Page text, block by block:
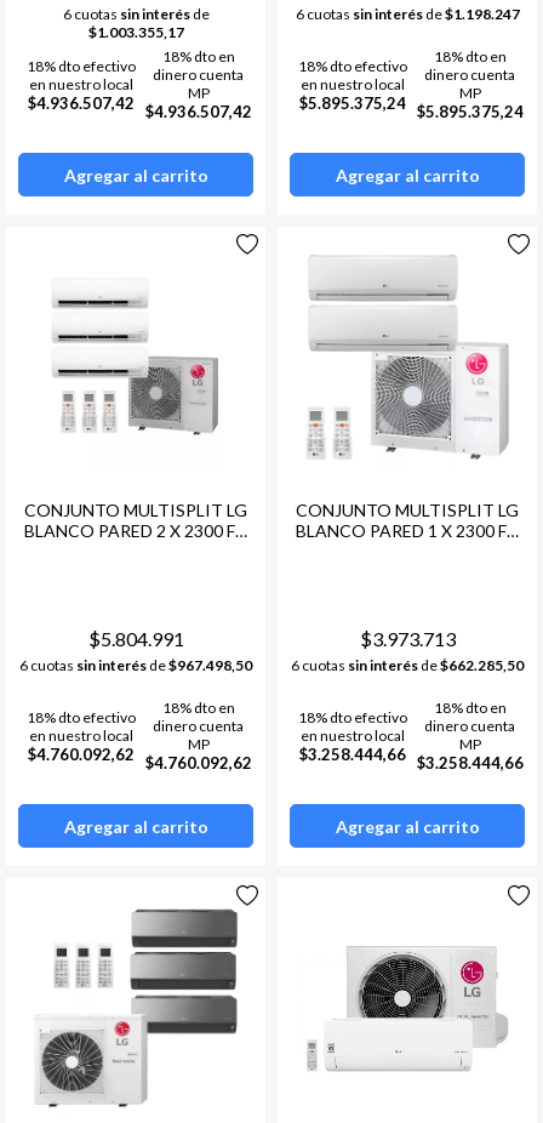
6 cuotas sin interésde
$1.003.355,17
18% dto efectivo
en nuestro local
$4.936.507,42
18% dto en
dinero cuenta
MP
$4.936.507,42
Agregar al carrito
6 cuotas sin interésde$1.198.247
18% dto efectivo
en nuestro local
$5.895.375,24
18% dto en
dinero cuenta
MP
$5.895.375,24
Agregar al carrito
CONJUNTO MULTISPLIT LG
BLANCO PARED 2 X 2300 FG
$5.804.991
6 cuotas sin interés de$967.498,50
18% dto efectivo
en nuestro local
$4.760.092,62
18% dto en
dinero cuenta
MP
$4.760.092,62
Agregar al carrito
CONJUNTO MULTISPLIT LG
BLANCO PARED 1 X 2300 FG
$3.973.713
6 cuotas sin interés de$662.285,50
18% dto efectivo
en nuestro local
$3.258.444,66
18% dto en
dinero cuenta
MP
$3.258.444,66
Agregar al carrito